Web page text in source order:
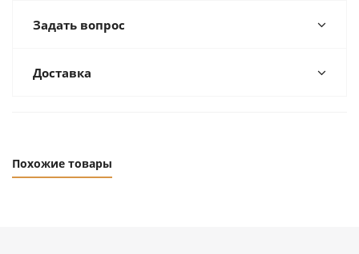
Задать вопрос
Доставка
Похожие товары